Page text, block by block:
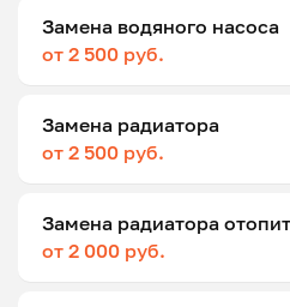
Замена водяного насоса
от 2 500 руб.
Замена радиатора
от 2 500 руб.
Замена радиатора
от 2 000 руб.